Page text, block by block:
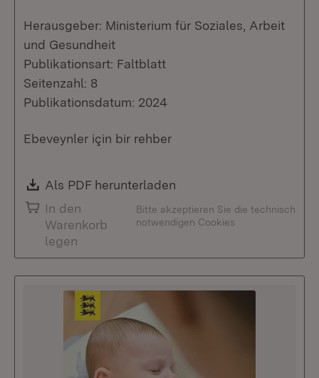
Herausgeber: Ministerium für Soziales, Arbeit
und Gesundheit
Publikationsart: Faltblatt
Seitenzahl: 8
Publikationsdatum: 2024
Ebeveynler için bir rehber
Download:
Als PDF herunterladen
In den
Warenkorb
legen
Bitte akzeptieren Sie die technisch
notwendigen Cookies